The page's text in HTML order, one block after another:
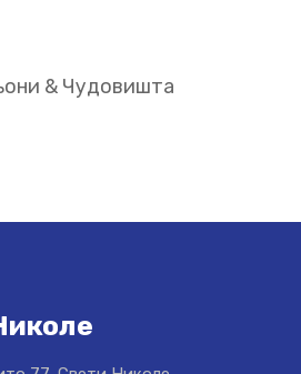
& Чудовишта